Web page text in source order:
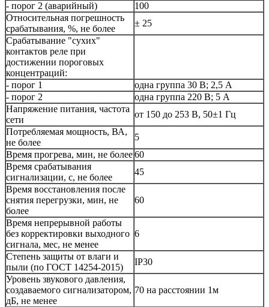
- порог 2 (аварийный)
100
Относительная погрешность
срабатывания, %, не более
± 25
Срабатывание "сухих"
контактов реле при
достижении пороговых
концентраций:
- порог 1
одна группа 30 В; 2,5 А
- порог 2
одна группа 220 В; 5 А
Напряжение питания, частота
сети
от 150 до 253 В, 50±1 Гц
Потребляемая мощность, ВА,
не более
5
Время прогрева, мин, не более60
Время срабатывания
сигнализации, с, не более
45
Время восстановления после
снятия перегрузки, мин, не
более
60
Время непрерывной работы
без корректировки выходного
сигнала, мес, не менее
6
Степень защиты от влаги и
пыли (по ГОСТ 14254-2015)
IP30
Уровень звукового давления,
создаваемого сигнализатором,
дБ, не менее
70 на расстоянии 1м